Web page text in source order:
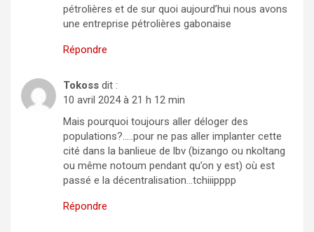
pétrolières et de sur quoi aujourd’hui nous avons
une entreprise pétrolières gabonaise
Répondre
Tokoss dit :
10 avril 2024 à 21 h 12 min
Mais pourquoi toujours aller déloger des
populations?…..pour ne pas aller implanter cette
cité dans la banlieue de lbv (bizango ou nkoltang
ou même notoum pendant qu’on y est) où est
passé e la décentralisation…tchiiipppp
Répondre